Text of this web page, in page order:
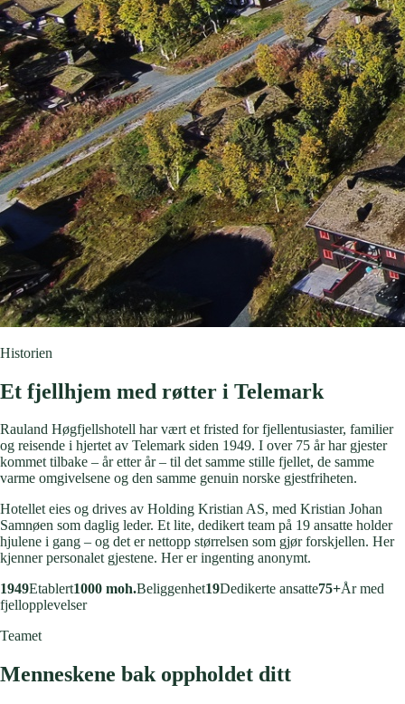
Historien
Et fjellhjem med røtter i Telemark
Rauland Høgfjellshotell har vært et fristed for fjellentusiaster, familier
og reisende i hjertet av Telemark siden 1949. I over 75 år har gjester
kommet tilbake – år etter år – til det samme stille fjellet, de samme
varme omgivelsene og den samme genuin norske gjestfriheten.
Hotellet eies og drives av Holding Kristian AS, med Kristian Johan
Samnøen som daglig leder. Et lite, dedikert team på 19 ansatte holder
hjulene i gang – og det er nettopp størrelsen som gjør forskjellen. Her
kjenner personalet gjestene. Her er ingenting anonymt.
1949Etablert1000 moh.Beliggenhet19Dedikerte ansatte75+År med
fjellopplevelser
Teamet
Menneskene bak oppholdet ditt